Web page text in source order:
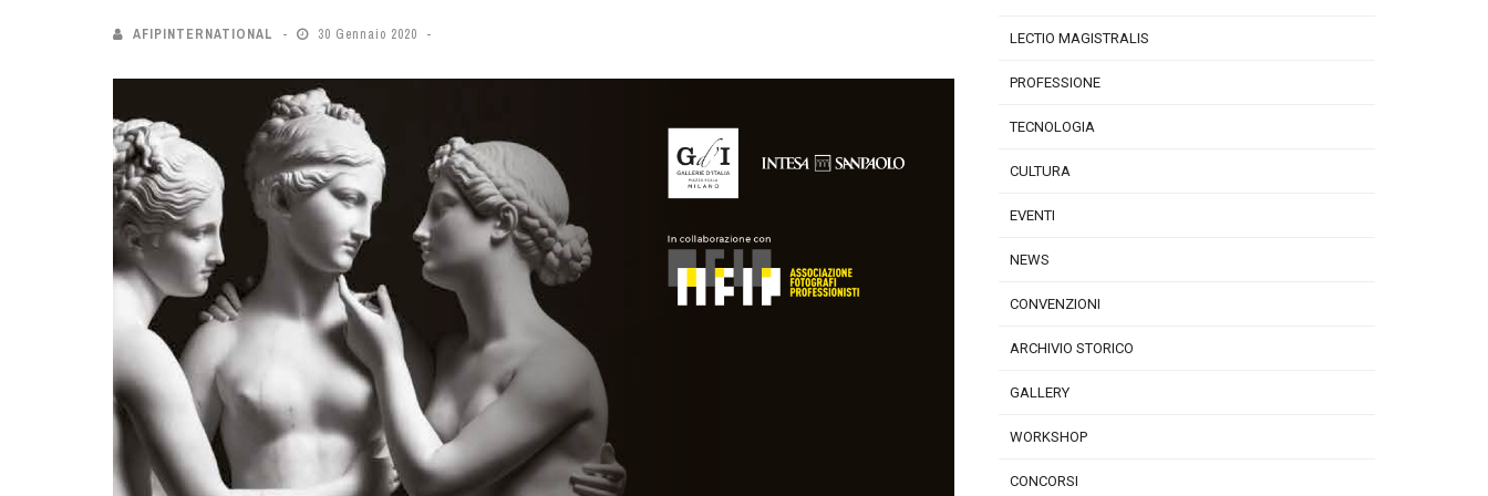
AFIPINTERNATIONAL 30 Gennaio 2020 LECTIO MAGISTRALIS
PROFESSIONE
TECNOLOGIA
CULTURA
EVENTI
NEWS
CONVENZIONI
ARCHIVIO STORICO
GALLERY
WORKSHOP
CONCORSI